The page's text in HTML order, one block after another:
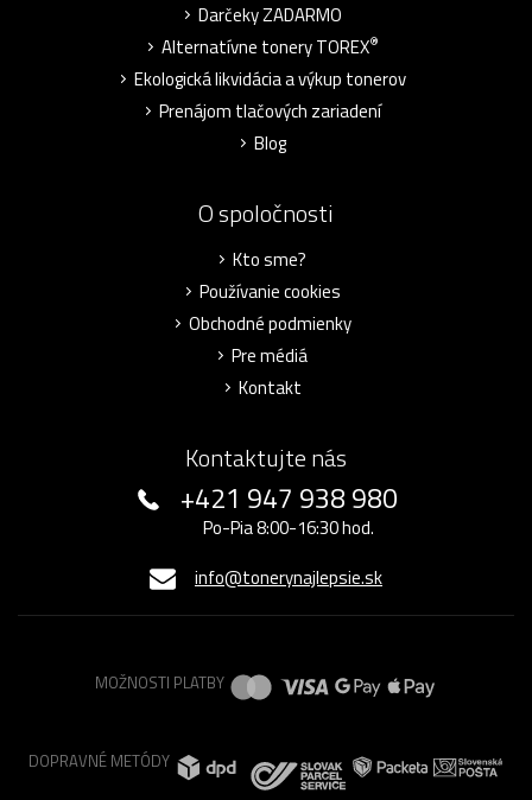
Darčeky ZADARMO
Alternatívne tonery TOREX®
Ekologická likvidácia a výkup tonerov
Prenájom tlačových zariadení
Blog
O spoločnosti
Kto sme?
Používanie cookies
Obchodné podmienky
Pre médiá
Kontakt
Kontaktujte nás
+421 947 938 980
Po-Pia 8:00-16:30 hod.
info@tonerynajlepsie.sk
MOŽNOSTI PLATBY
DOPRAVNÉ METÓDY